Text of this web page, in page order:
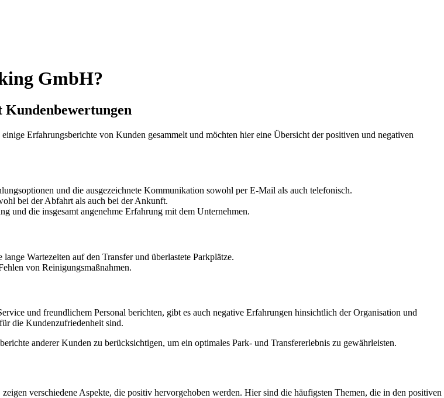
GmbH?
Erfahrungsberichte von Kunden gesammelt und möchten hier eine Übersicht der positiven und negativen
und die ausgezeichnete Kommunikation sowohl per E-Mail als auch telefonisch.
bei der Abfahrt als auch bei der Ankunft.
und die insgesamt angenehme Erfahrung mit dem Unternehmen.
Wartezeiten auf den Transfer und überlastete Parkplätze.
von Reinigungsmaßnahmen.
und freundlichem Personal berichten, gibt es auch negative Erfahrungen hinsichtlich der Organisation und
die Kundenzufriedenheit sind.
anderer Kunden zu berücksichtigen, um ein optimales Park- und Transfererlebnis zu gewährleisten.
verschiedene Aspekte, die positiv hervorgehoben werden. Hier sind die häufigsten Themen, die in den positiven